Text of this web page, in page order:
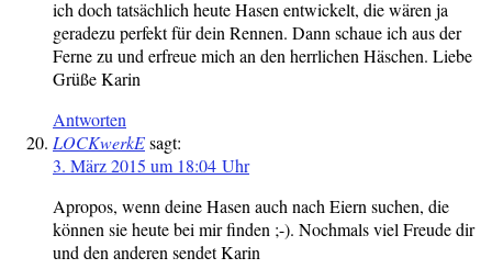
ich doch tatsächlich heute Hasen entwickelt, die wären ja
geradezu perfekt für dein Rennen. Dann schaue ich aus der
Ferne zu und erfreue mich an den herrlichen Häschen. Liebe
Grüße Karin
Antworten
LOCKwerkEsagt:
3. März 2015 um 18:04 Uhr
Apropos, wenn deine Hasen auch nach Eiern suchen, die
können sie heute bei mir finden ;-). Nochmals viel Freude dir
und den anderen sendet Karin